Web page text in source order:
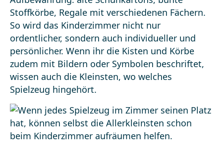
Stoffkörbe, Regale mit verschiedenen Fächern.
So wird das Kinderzimmer nicht nur
ordentlicher, sondern auch individueller und
persönlicher. Wenn ihr die Kisten und Körbe
zudem mit Bildern oder Symbolen beschriftet,
wissen auch die Kleinsten, wo welches
Spielzeug hingehört.